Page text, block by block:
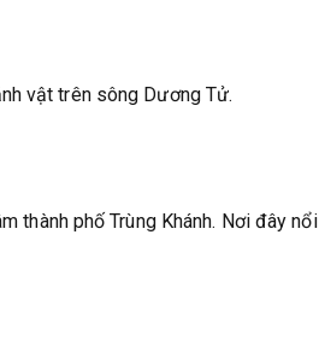
vật trên sông Dương Tử.
thành phố Trùng Khánh. Nơi đây nổi